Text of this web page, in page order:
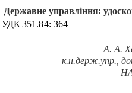
Державне управління:
УДК351.84: 364
А. А.
к.н.держ.упр.,